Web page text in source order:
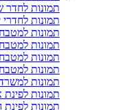
תמונות לחדר
תמונות לחדרי
תמונות
תמונות
תמונות
תמונות
תמונות
תמונות לפינת
תמונות לפינת